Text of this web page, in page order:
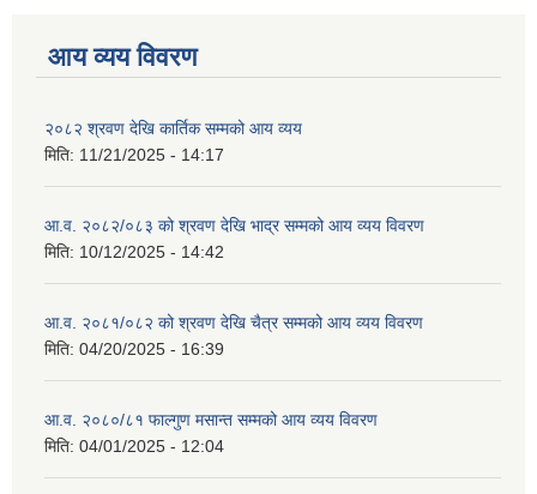
आय व्यय विवरण
२०८२ श्रवण देखि कार्तिक सम्मको आय व्यय
मिति: 11/21/2025 - 14:17
आ.व. २०८२/०८३ को श्रवण देखि भाद्र सम्मको आय व्यय विवरण
मिति: 10/12/2025 - 14:42
आ.व. २०८१/०८२ को श्रवण देखि चैत्र सम्मको आय व्यय विवरण
मिति: 04/20/2025 - 16:39
आ.व. २०८०/८१ फाल्गुण मसान्त सम्मको आय व्यय विवरण
मिति: 04/01/2025 - 12:04